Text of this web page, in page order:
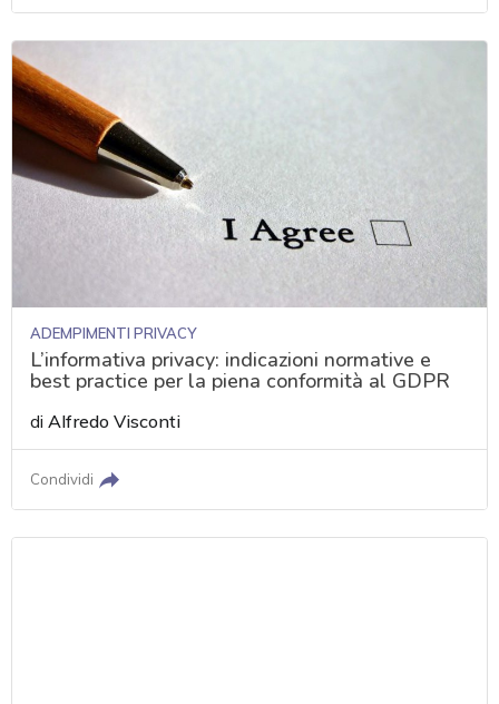
ADEMPIMENTI PRIVACY
L’informativa privacy: indicazioni normative e
best practice per la piena conformità al GDPR
diAlfredo Visconti
Condividi